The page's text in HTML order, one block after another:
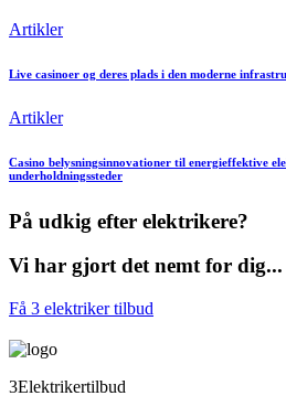
Artikler
Live casinoer og deres plads i den moderne
Artikler
Casino belysningsinnovationer til energieffektive
underholdningssteder
På udkig efter elektrikere?
Vi har gjort det nemt for dig...
Få 3 elektriker tilbud
3Elektrikertilbud